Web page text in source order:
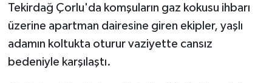
Tekirdağ Çorlu'da komşuların gaz kokusu ihbarı
üzerine apartman dairesine giren ekipler, yaşlı
adamın koltukta oturur vaziyette cansız
bedeniyle karşılaştı.
Gayrimenkul
GENEL